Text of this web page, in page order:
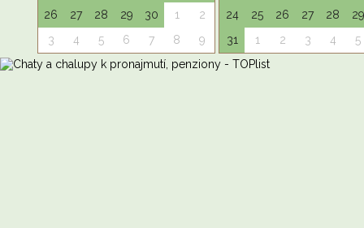
26
27 28 29 30 1
2
3
4 5 6 7 8 9
24
25 26 27 28
29
31
1 2 3 4 5